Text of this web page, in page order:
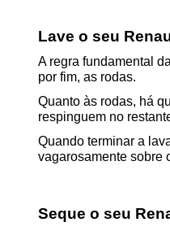
Lave o seu
A regra fundamental
por fim, as rodas.
Quanto às rodas, há
respinguem no
Quando terminar a
vagarosamente sobre
Seque o seu